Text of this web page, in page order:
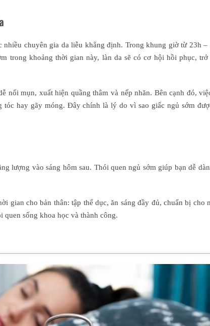
chuyên gia da liễu khẳng định. Trong khung giờ từ 23h –
trong khoảng thời gian này, làn da sẽ có cơ hội hồi phục, trở
nổi mụn, xuất hiện quầng thâm và nếp nhăn. Bên cạnh đó,
hay gãy móng. Đây chính là lý do vì sao giấc ngủ sớm
lượng vào sáng hôm sau. Thói quen ngủ sớm giúp bạn dễ
gian cho bản thân: tập thể dục, ăn sáng đầy đủ, chuẩn bị cho
sống khoa học và thành công.